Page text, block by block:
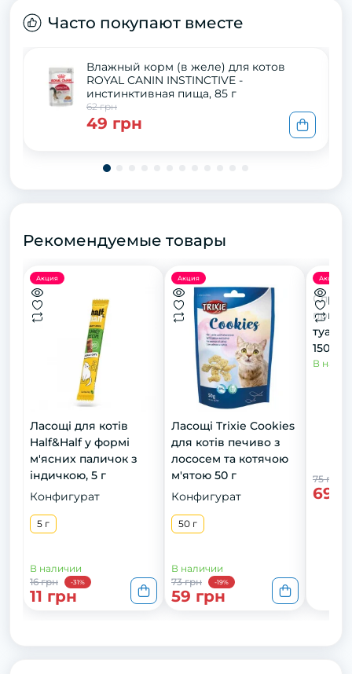
Часто покупают вместе
Влажный корм (в желе) для котов
ROYAL CANIN INSTINCTIVE -
инстинктивная пища, 85 г
62 грн
49 грн
Рекомендуемые товары
Акция
Ласощі для котів
Half&Half у формі
м'ясних паличок з
індичкою, 5 г
Конфигурат
5 г
В наличии
16 грн
-31%
11 грн
Акция
Ласощі Trixie Cookies
для котів печиво з
лососем та котячою
м'ятою 50 г
Конфигурат
50 г
В наличии
73 грн
-19%
59 грн
Акция
150 мл
В
75 грн
69